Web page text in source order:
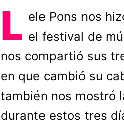
L ele Pons nos
el festival de
nos compartió sus
en que cambió su
también nos mostró
durante estos tres